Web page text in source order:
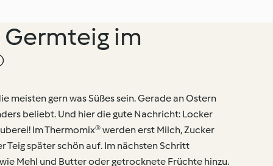
im
meisten gern was Süßes sein. Gerade an Ostern
beliebt. Und hier die gute Nachricht: Locker
Im Thermomix® werden erst Milch, Zucker
Teig später schön auf. Im nächsten Schritt
Mehl und Butter oder getrocknete Früchte hinzu.